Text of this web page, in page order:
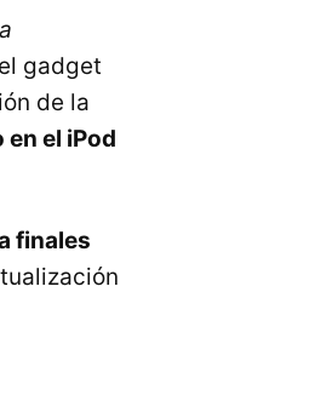
gadget
de la
el iPod
finales